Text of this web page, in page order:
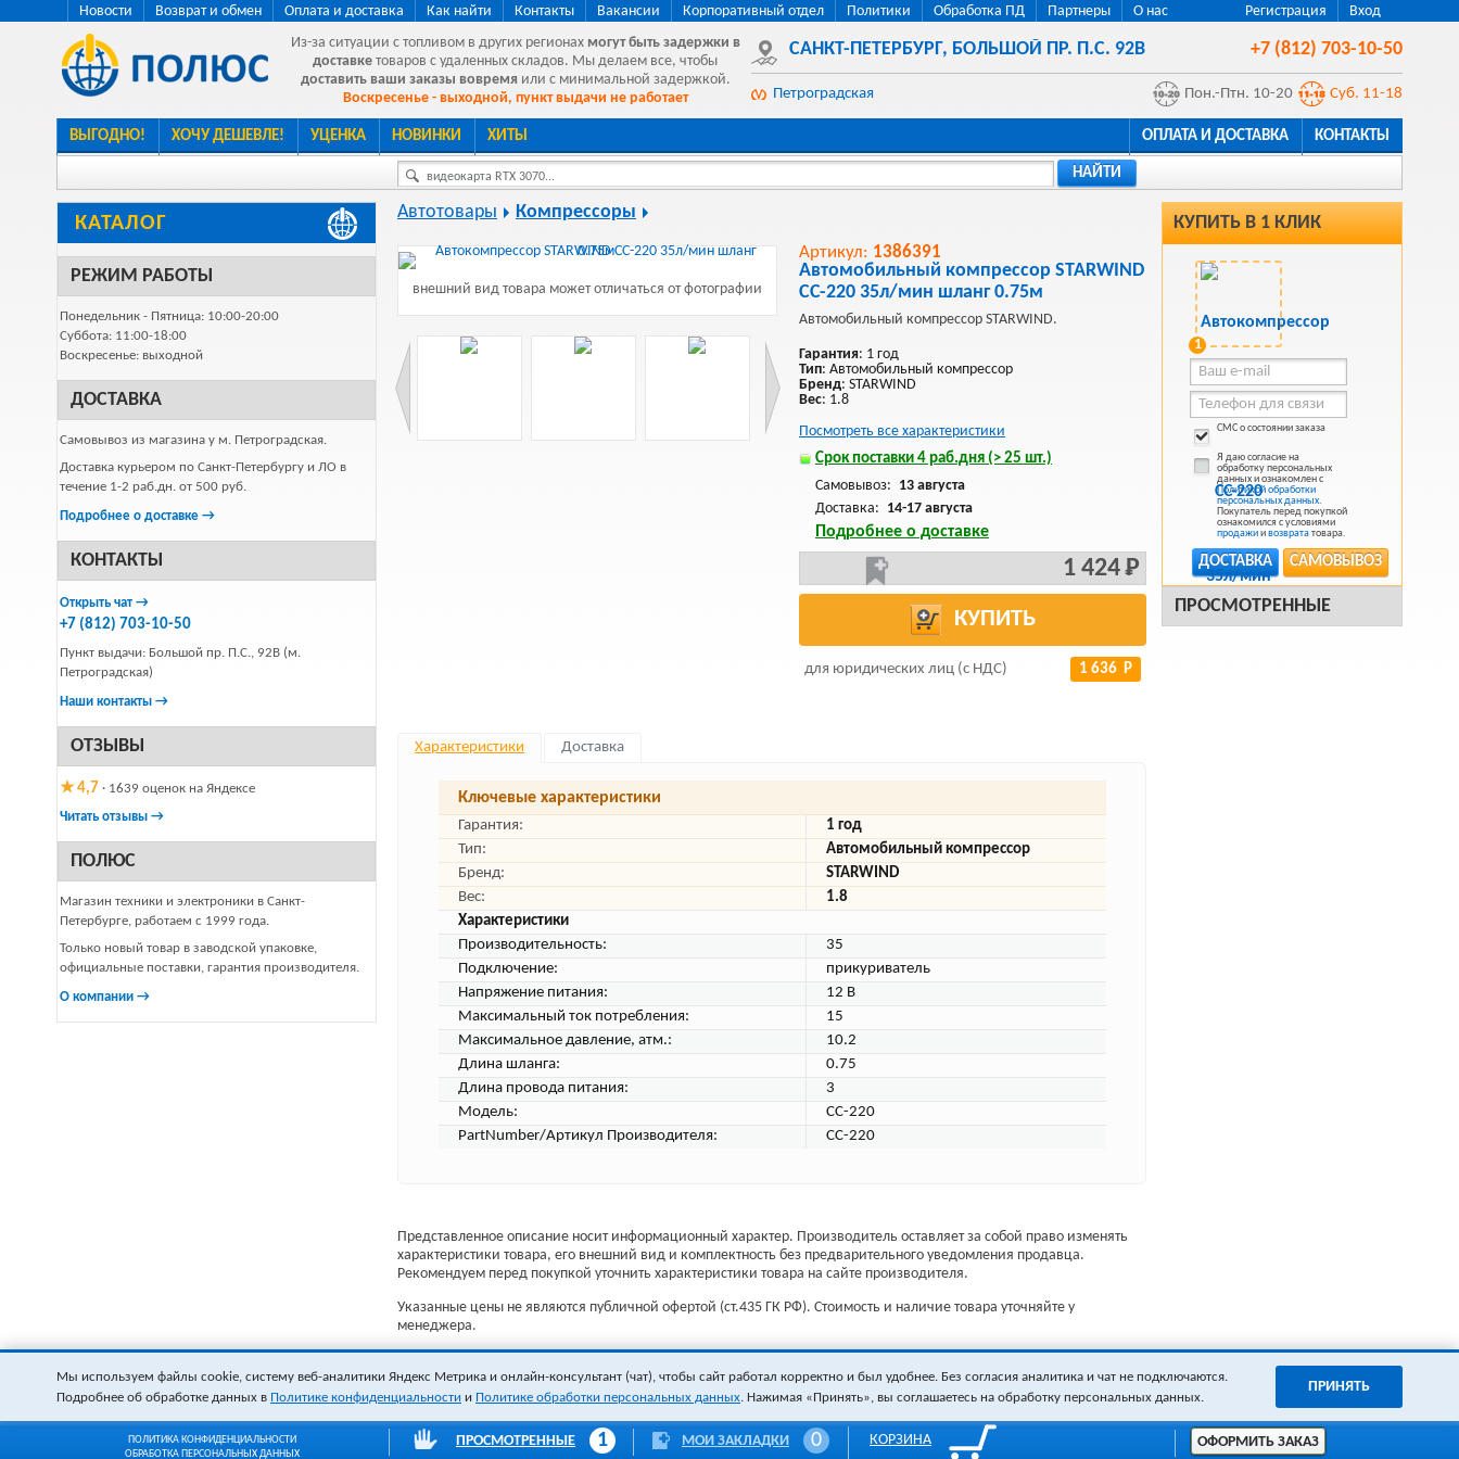
Регистрация Вход
Новости Возврат и обмен Оплата и доставка Как найти Контакты Вакансии Корпоративный отдел Политики Обработка ПД Партнеры
О нас
Из-за ситуации с топливом в других регионах могут быть задержки в
доставке товаров с удаленных складов. Мы делаем все, чтобы
доставить ваши заказы вовремя или с минимальной задержкой.
Воскресенье - выходной, пункт выдачи не работает
САНКТ-ПЕТЕРБУРГ, БОЛЬШОЙ ПР. П.С. 92В +7 (812) 703-10-50
Петроградская Пон.-Птн. 10-20 Суб. 11-18
ВЫГОДНО! ХОЧУ ДЕШЕВЛЕ! УЦЕНКА НОВИНКИ ХИТЫ ОПЛАТА И ДОСТАВКА КОНТАКТЫ
видеокарта RTX 3070... НАЙТИ
КАТАЛОГ
РЕЖИМ РАБОТЫ
Понедельник - Пятница: 10:00-20:00
Суббота: 11:00-18:00
Воскресенье: выходной
ДОСТАВКА
Самовывоз из магазина у м. Петроградская.
Доставка курьером по Санкт-Петербургу и ЛО в
течение 1-2 раб.дн. от 500 руб.
Подробнее о доставке →
КОНТАКТЫ
Открыть чат →
+7 (812) 703-10-50
Пункт выдачи: Большой пр. П.С., 92В (м.
Петроградская)
Наши контакты →
ОТЗЫВЫ
★ 4,7 · 1639 оценок на Яндексе
Читать отзывы →
ПОЛЮС
Магазин техники и электроники в Санкт-
Петербурге, работаем с 1999 года.
Только новый товар в заводской упаковке,
официальные поставки, гарантия производителя.
О компании →
КУПИТЬ В 1 КЛИК
1
СМС о состоянии заказа
Я даю согласие на
обработку персональных
данных и ознакомлен с
Политикой обработки
персональных данных.
Покупатель перед покупкой
ознакомился с условиями
продажиивозврататовара.
САМОВЫВОЗ
ДОСТАВКА
ПРОСМОТРЕННЫЕ
Автотовары Компрессоры
внешний вид товара может отличаться от фотографии
Артикул: 1386391
Автомобильный компрессор STARWIND
CC-220 35л/мин шланг 0.75м
Автомобильный компрессор STARWIND.
Гарантия: 1 год
Тип: Автомобильный компрессор
Бренд: STARWIND
Вес: 1.8
Посмотреть все характеристики
Срок поставки 4 раб.дня (> 25 шт.)
Самовывоз: 13 августа
Доставка: 14-17 августа
Подробнее о доставке
1 424 Р
КУПИТЬ
для юридических лиц (с НДС) 1 636 Р
Характеристики Доставка
Ключевые характеристики
Гарантия:
1 год
Тип:
Автомобильный компрессор
Бренд:
STARWIND
Вес:
1.8
Характеристики
Производительность:
35
Подключение:
прикуриватель
Напряжение питания:
12 В
Максимальный ток потребления:
15
Максимальное давление, атм.:
10.2
Длина шланга:
0.75
Длина провода питания:
3
Модель:
CC-220
PartNumber/Артикул Производителя:
CC-220
Представленное описание носит информационный характер. Производитель оставляет за собой право изменять
характеристики товара, его внешний вид и комплектность без предварительного уведомления продавца.
Рекомендуем перед покупкой уточнить характеристики товара на сайте производителя.
Указанные цены не являются публичной офертой (ст.435 ГК РФ). Стоимость и наличие товара уточняйте у
менеджера.
ПОЛИТИКА КОНФИДЕНЦИАЛЬНОСТИ
ОБРАБОТКА ПЕРСОНАЛЬНЫХ ДАННЫХ
ПРОСМОТРЕННЫЕ 1 МОИ ЗАКЛАДКИ 0 КОРЗИНА ОФОРМИТЬ ЗАКАЗ
Мы используем файлы cookie, систему веб-аналитики Яндекс Метрика и онлайн-консультант (чат), чтобы сайт работал корректно и был удобнее. Без согласия аналитика и чат не подключаются.
Подробнее об обработке данных в Политике конфиденциальности и Политике обработки персональных данных . Нажимая «Принять», вы соглашаетесь на обработку персональных данных.
ПРИНЯТЬ